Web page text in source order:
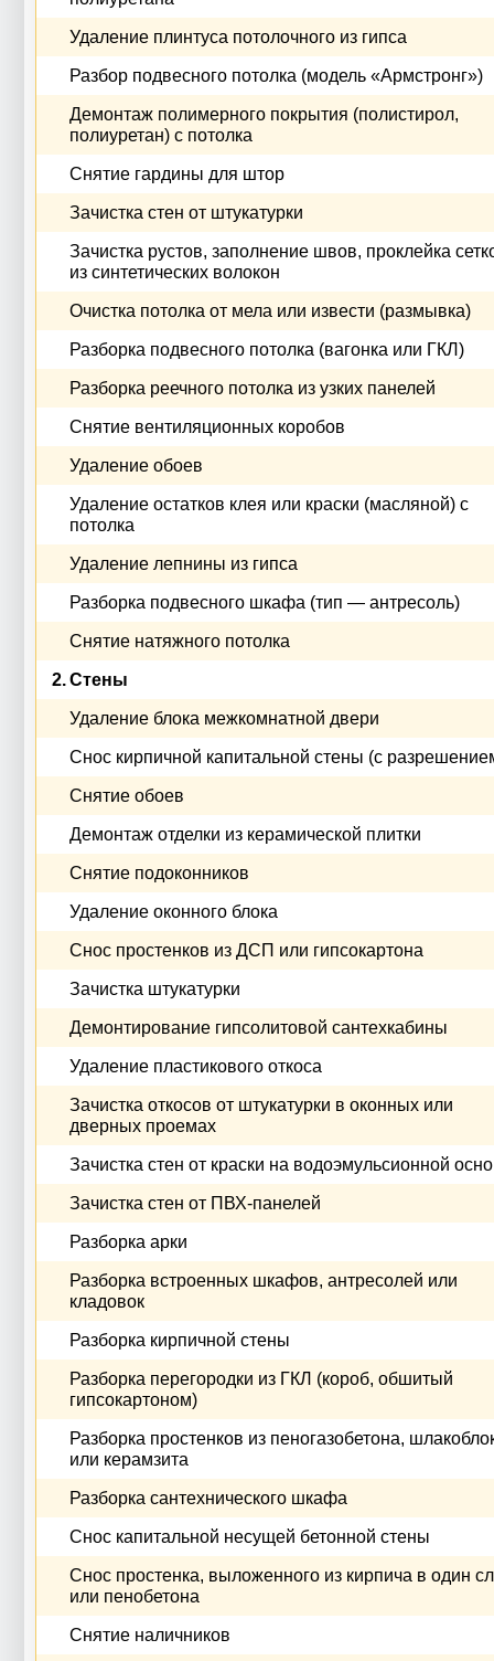
Удаление плинтуса потолочного из гипса
Разбор подвесного потолка (модель «Армстронг»)
Демонтаж полимерного покрытия (полистирол,
полиуретан) с потолка
Снятие гардины для штор
Зачистка стен от штукатурки
Зачистка рустов, заполнение швов, проклейка
из синтетических волокон
Очистка потолка от мела или извести (размывка)
Разборка подвесного потолка (вагонка или ГКЛ)
Разборка реечного потолка из узких панелей
Снятие вентиляционных коробов
Удаление обоев
Удаление остатков клея или краски (масляной) с
потолка
Удаление лепнины из гипса
Разборка подвесного шкафа (тип — антресоль)
Снятие натяжного потолка
2. Стены
Удаление блока межкомнатной двери
Снос кирпичной капитальной стены (с
Снятие обоев
Демонтаж отделки из керамической плитки
Снятие подоконников
Удаление оконного блока
Снос простенков из ДСП или гипсокартона
Зачистка штукатурки
Демонтирование гипсолитовой сантехкабины
Удаление пластикового откоса
Зачистка откосов от штукатурки в оконных или
дверных проемах
Зачистка стен от краски на водоэмульсионной
Зачистка стен от ПВХ-панелей
Разборка арки
Разборка встроенных шкафов, антресолей или
кладовок
Разборка кирпичной стены
Разборка перегородки из ГКЛ (короб, обшитый
гипсокартоном)
Разборка простенков из пеногазобетона,
или керамзита
Разборка сантехнического шкафа
Снос капитальной несущей бетонной стены
Снос простенка, выложенного из кирпича в один
или пенобетона
Снятие наличников